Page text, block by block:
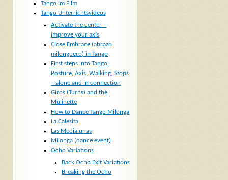
Tango im Film
Tango Unterrichtsvideos
Activate the center –
improve your axis
Close Embrace (abrazo
milonguero) in Tango
First steps into Tango:
Posture, Axis, Walking, Stops
– alone and in connection
Giros (Turns) and the
Mulinette
How to Dance Tango Milonga
La Calesita
Las Medialunas
Milonga (dance event)
Ocho Variations
Back Ocho Exit Variations
Breaking the Ocho